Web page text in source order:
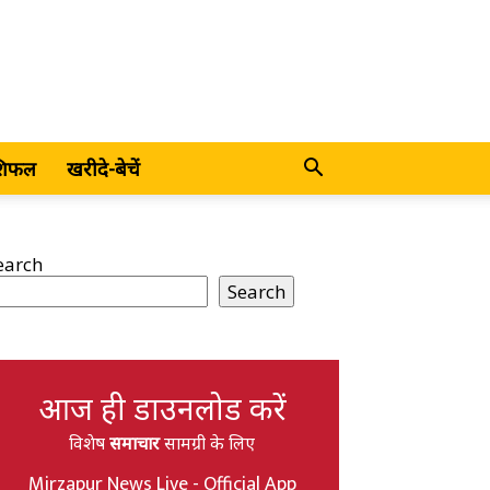
खरीदे-बेचें
Search
आज ही डाउनलोड करें
विशेषसमाचारसामग्री के लिए